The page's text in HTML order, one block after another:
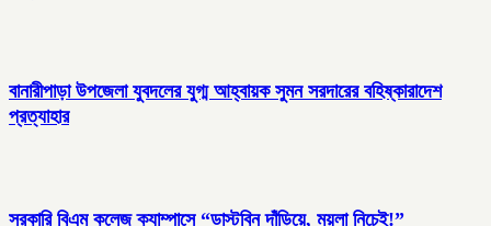
বানারীপাড়া উপজেলা যুবদলের যুগ্ম আহ্বায়ক সুমন সরদারের বহিষ্কারাদেশ
প্রত্যাহার
সরকারি বিএম কলেজ ক্যাম্পাসে “ডাস্টবিন দাঁড়িয়ে, ময়লা নিচেই!”